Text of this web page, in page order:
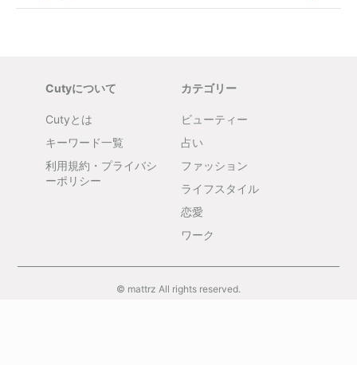
Cutyについて
Cutyとは
キーワード一覧
利用規約・プライバシ
ーポリシー
カテゴリー
ビューティー
占い
ファッション
ライフスタイル
恋愛
ワーク
© mattrz All rights reserved.